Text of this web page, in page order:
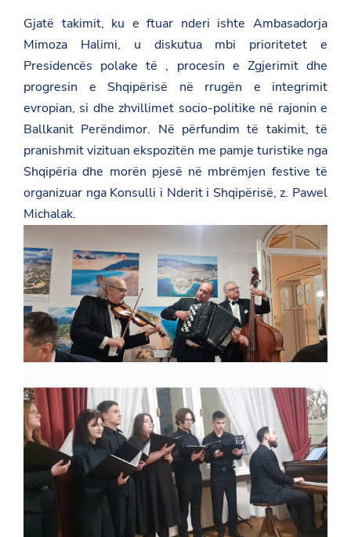
Gjatë takimit, ku eftuar nderi ishteAmbasadorja
Mimoza Halimi, u diskutua mbi prioritetete
Presidencës polaketë , procesin e Zgjerimitdhe
progresin e Shqipërisë në rrugën e integrimit
evropian, si dhezhvillimet socio-politike në rajonine
Ballkanit Perëndimor. Në përfundimtë takimit,të
pranishmitvizituanekspozitën me pamje turistike nga
Shqipëriadhe morën pjesë në mbrëmjen festivetë
organizuar nga Konsulli i Nderit i Shqipërisë,z. Pawel
Michalak.